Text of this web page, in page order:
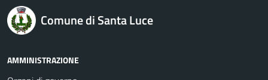
logo Unione Europea
Comune di Santa Luce
AMMINISTRAZIONE